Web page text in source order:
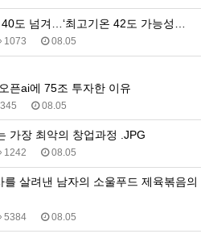
도 넘겨…‘최고기온 42도 가능성…
1073 08.05
픈ai에 75조 투자한 이유
08.05
가장 최악의 창업과정 .JPG
1242 08.05
5384 08.05